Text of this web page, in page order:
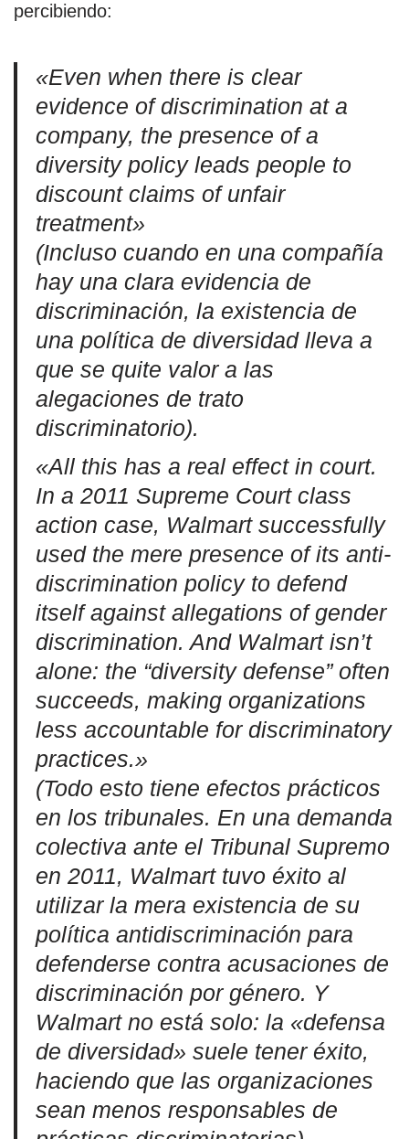
percibiendo:
«Even when there is clear
evidence of discrimination at a
company, the presence of a
diversity policy leads people to
discount claims of unfair
treatment»
(Incluso cuando en una compañía
hay una clara evidencia de
discriminación, la existencia de
una política de diversidad lleva a
que se quite valor a las
alegaciones de trato
discriminatorio).
«All this has a real effect in court.
In a 2011 Supreme Court class
action case, Walmart successfully
used the mere presence of its anti-
discrimination policy to defend
itself against allegations of gender
discrimination. And Walmart isn’t
alone: the “diversity defense” often
succeeds, making organizations
less accountable for discriminatory
practices.»
(Todo esto tiene efectos prácticos
en los tribunales. En una demanda
colectiva ante el Tribunal Supremo
en 2011, Walmart tuvo éxito al
utilizar la mera existencia de su
política antidiscriminación para
defenderse contra acusaciones de
discriminación por género. Y
Walmart no está solo: la «defensa
de diversidad» suele tener éxito,
haciendo que las organizaciones
sean menos responsables de